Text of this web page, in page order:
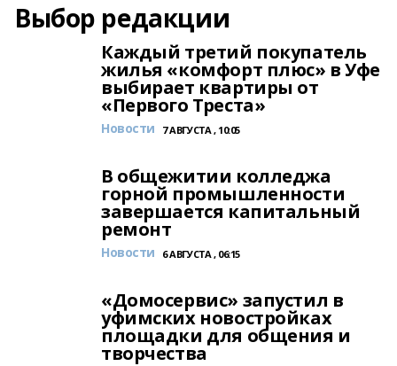
Выбор редакции
Каждый третий покупатель
жилья «комфорт плюс» в Уфе
выбирает квартиры от
«Первого Треста»
Новости 7 АВГУСТА , 10:05
В общежитии колледжа
горной промышленности
завершается капитальный
ремонт
Новости 6 АВГУСТА , 06:15
«Домосервис» запустил в
уфимских новостройках
площадки для общения и
творчества